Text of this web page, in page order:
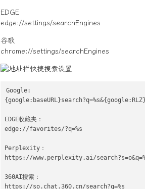
EDGE
edge://settings/searchEngines
谷歌
chrome://settings/searchEngines
Google:
EDGE收藏夹：
edge://favorites/?q=%s
Perplexity：
https://www.perplexity.ai/
360AI搜索：
https://so.chat.360.cn/search?q=%s